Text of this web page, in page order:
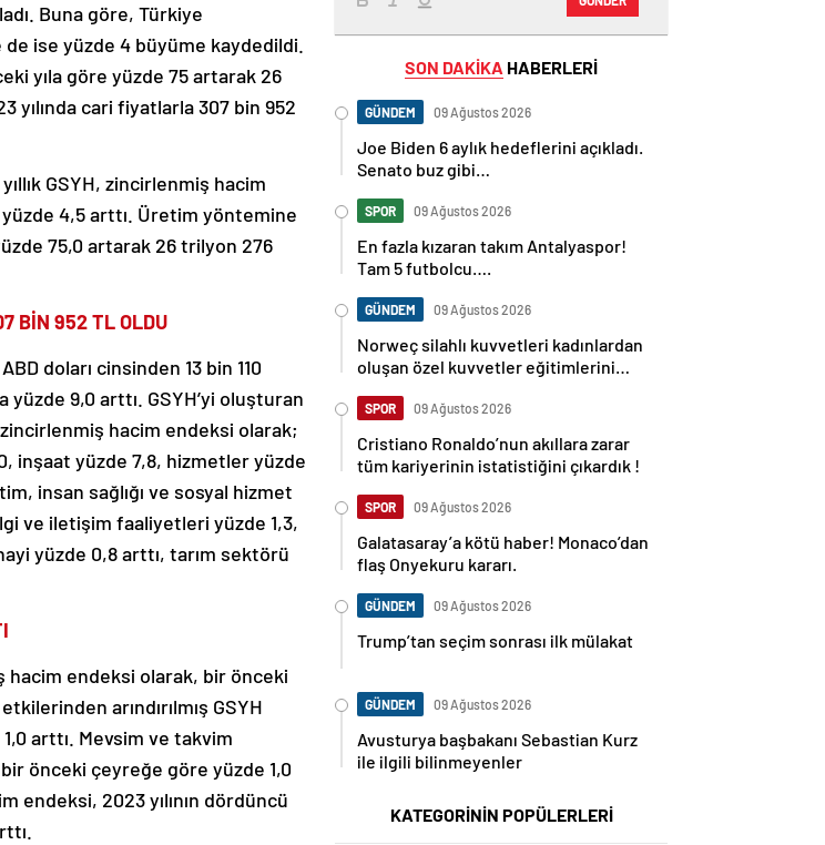
Buna göre, Türkiye
ise yüzde 4 büyüme kaydedildi.
yıla göre yüzde 75 artarak 26
yılında cari fiyatlarla 307 bin 952
GSYH, zincirlenmiş hacim
yüzde 4,5 arttı. Üretim yöntemine
75,0 artarak 26 trilyon 276
BİN 952 TL OLDU
doları cinsinden 13 bin 110
9,0 arttı. GSYH’yi oluşturan
hacim endeksi olarak;
inşaat yüzde 7,8, hizmetler yüzde
insan sağlığı ve sosyal hizmet
ve iletişim faaliyetleri yüzde 1,3,
yüzde 0,8 arttı, tarım sektörü
hacim endeksi olarak, bir önceki
arındırılmış GSYH
arttı. Mevsim ve takvim
önceki çeyreğe göre yüzde 1,0
endeksi, 2023 yılının dördüncü
SON DAKİKA HABERLERİ
GÜNDEM 09 Ağustos 2026
Joe Biden 6 aylık hedeflerini açıkladı.
Senato buz gibi…
SPOR 09 Ağustos 2026
En fazla kızaran takım Antalyaspor!
Tam 5 futbolcu….
GÜNDEM 09 Ağustos 2026
Norweç silahlı kuvvetleri kadınlardan
oluşan özel kuvvetler eğitimlerini
SPOR 09 Ağustos 2026
Cristiano Ronaldo’nun akıllara zarar
tüm kariyerinin istatistiğini çıkardık !
SPOR 09 Ağustos 2026
Galatasaray’a kötü haber! Monaco’dan
flaş Onyekuru kararı.
GÜNDEM 09 Ağustos 2026
Trump’tan seçim sonrası ilk mülakat
GÜNDEM 09 Ağustos 2026
Avusturya başbakanı Sebastian Kurz
ile ilgili bilinmeyenler
KATEGORİNİN POPÜLERLERİ